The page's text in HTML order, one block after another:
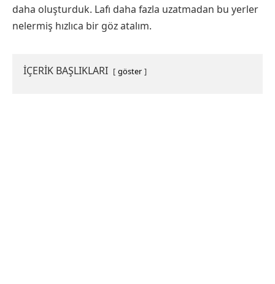
daha oluşturduk. Lafı daha fazla uzatmadan bu yerler
nelermiş hızlıca bir göz atalım.
İÇERİK BAŞLIKLARI göster